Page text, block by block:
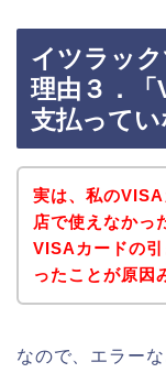
イツラッ
理由３．
支払ってい
実は、私の
店で使えなかっ
VISAカードの
ったことが原因
なので、エラー